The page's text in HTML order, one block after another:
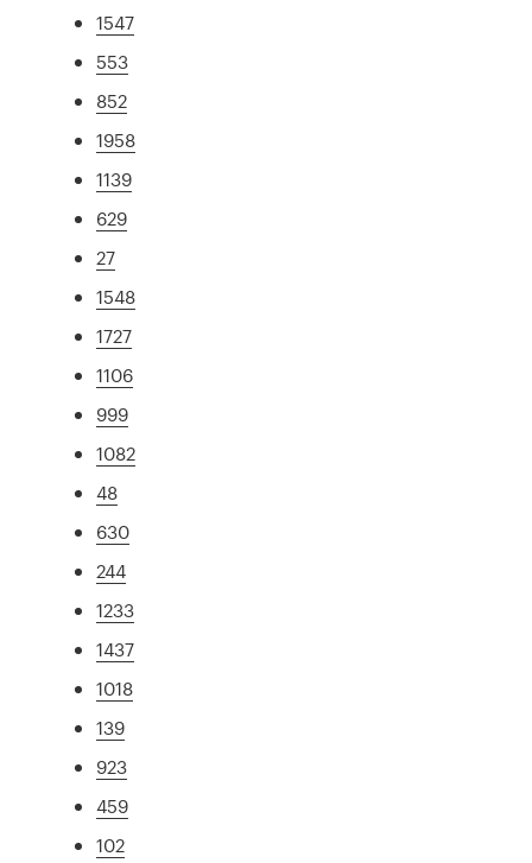
1547
553
852
1958
1139
629
27
1548
1727
1106
999
1082
48
630
244
1233
1437
1018
139
923
459
102